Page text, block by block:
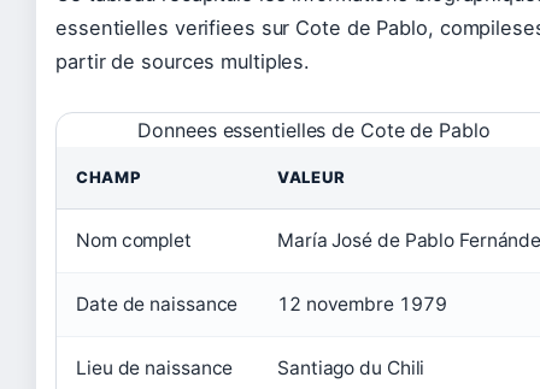
essentielles verifiees sur Cote de Pablo,
partir de sources multiples.
Donnees essentielles de Cote de Pablo
CHAMP VALEUR
Nom complet María José de Pablo
Date de naissance 12 novembre 1979
Lieu de naissance Santiago du Chili